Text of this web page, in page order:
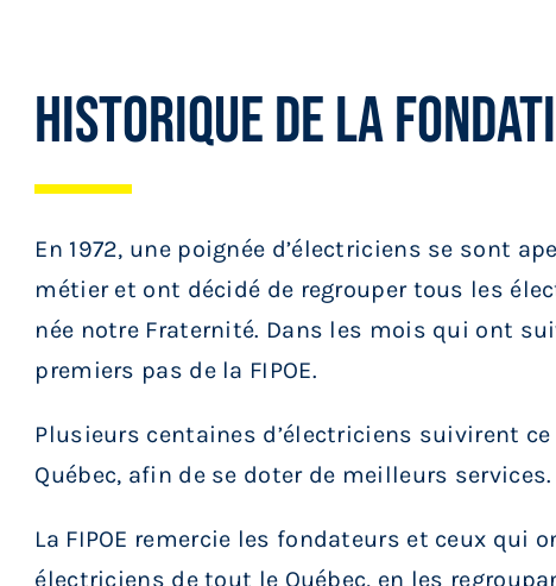
HISTORIQUE DE LA
En 1972, une poignée d’électriciens se sont
métier et ont décidé de regrouper tous les
née notre Fraternité. Dans les mois qui ont
premiers pas de la FIPOE.
Plusieurs centaines d’électriciens suivirent
Québec, afin de se doter de meilleurs services.
La FIPOE remercie les fondateurs et ceux qui
électriciens de tout le Québec, en les